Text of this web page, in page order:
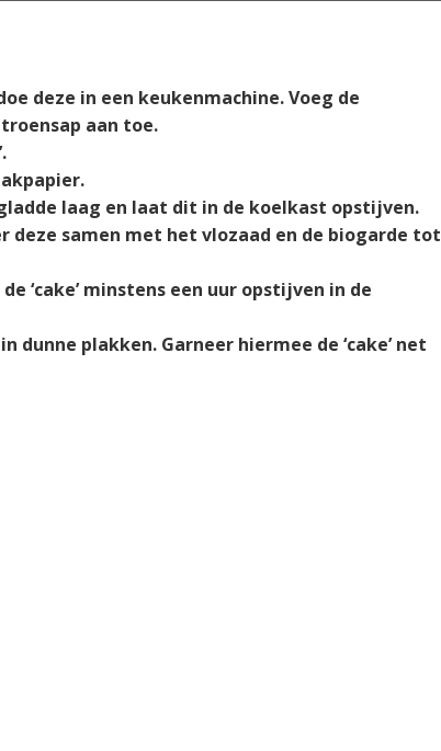
deze in een keukenmachine. Voeg de
aan toe.
laag en laat dit in de koelkast opstijven.
deze samen met het vlozaad en de biogarde tot
‘cake’ minstens een uur opstijven in de
dunne plakken. Garneer hiermee de ‘cake’ net